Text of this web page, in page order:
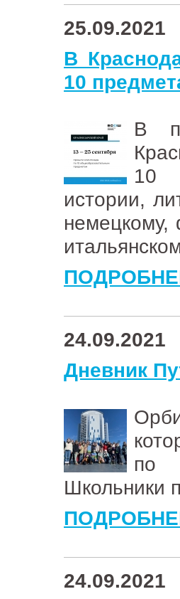
25.09.2021
В
10
В
10
истории,
немецкому,
24.09.2021
Дневник
по
Школьники
24.09.2021